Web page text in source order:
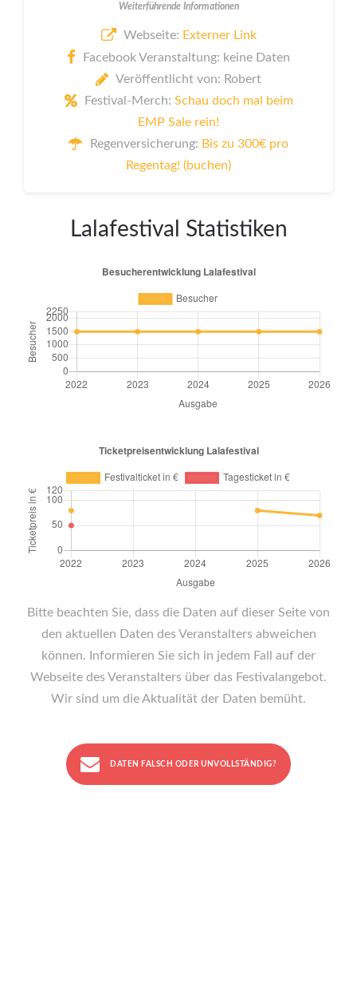
Weiterführende Informationen
Webseite: Externer Link
Facebook Veranstaltung: keine Daten
Veröffentlicht von: Robert
Festival-Merch: Schau doch mal beim
EMP Sale rein!
Regenversicherung: Bis zu 300€ pro
Regentag! (buchen)
Lalafestival Statistiken
Bitte beachten Sie, dass die Daten auf dieser Seite von
den aktuellen Daten des Veranstalters abweichen
können. Informieren Sie sich in jedem Fall auf der
Webseite des Veranstalters über das Festivalangebot.
Wir sind um die Aktualität der Daten bemüht.
DATEN FALSCH ODER UNVOLLSTÄNDIG?